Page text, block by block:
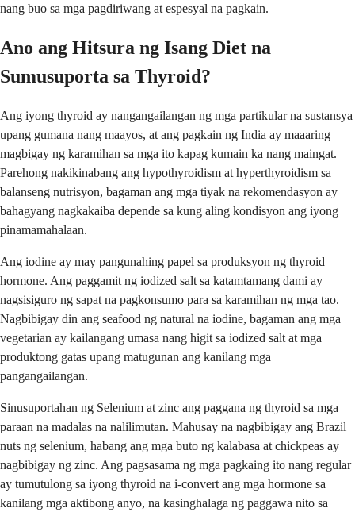
nang buo sa mga pagdiriwang at espesyal na pagkain.
Ano ang Hitsura ng Isang Diet na
Sumusuporta sa Thyroid?
Ang iyong thyroid ay nangangailangan ng mga partikular na sustansya
upang gumana nang maayos, at ang pagkain ng India ay maaaring
magbigay ng karamihan sa mga ito kapag kumain ka nang maingat.
Parehong nakikinabang ang hypothyroidism at hyperthyroidism sa
balanseng nutrisyon, bagaman ang mga tiyak na rekomendasyon ay
bahagyang nagkakaiba depende sa kung aling kondisyon ang iyong
pinamamahalaan.
Ang iodine ay may pangunahing papel sa produksyon ng thyroid
hormone. Ang paggamit ng iodized salt sa katamtamang dami ay
nagsisiguro ng sapat na pagkonsumo para sa karamihan ng mga tao.
Nagbibigay din ang seafood ng natural na iodine, bagaman ang mga
vegetarian ay kailangang umasa nang higit sa iodized salt at mga
produktong gatas upang matugunan ang kanilang mga
pangangailangan.
Sinusuportahan ng Selenium at zinc ang paggana ng thyroid sa mga
paraan na madalas na nalilimutan. Mahusay na nagbibigay ang Brazil
nuts ng selenium, habang ang mga buto ng kalabasa at chickpeas ay
nagbibigay ng zinc. Ang pagsasama ng mga pagkaing ito nang regular
ay tumutulong sa iyong thyroid na i-convert ang mga hormone sa
kanilang mga aktibong anyo, na kasinghalaga ng paggawa nito sa